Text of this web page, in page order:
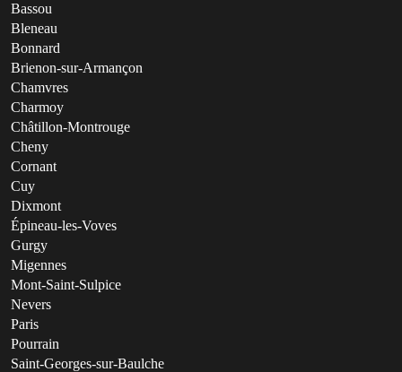
Bassou
Bleneau
Bonnard
Brienon-sur-Armançon
Chamvres
Charmoy
Châtillon-Montrouge
Cheny
Cornant
Cuy
Dixmont
Épineau-les-Voves
Gurgy
Migennes
Mont-Saint-Sulpice
Nevers
Paris
Pourrain
Saint-Georges-sur-Baulche